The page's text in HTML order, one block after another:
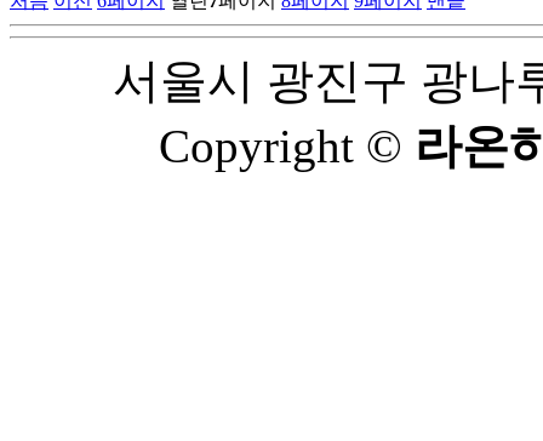
서울시 광진구 광나
Copyright © 라온